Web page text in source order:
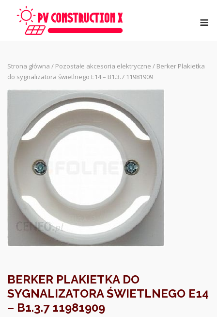
Strona główna / Pozostałe akcesoria elektryczne / Berker Plakietka
do sygnalizatora świetlnego E14 – B1.3.7 11981909
BERKER PLAKIETKA DO
SYGNALIZATORA ŚWIETLNEGO E14
– B1.3.7 11981909